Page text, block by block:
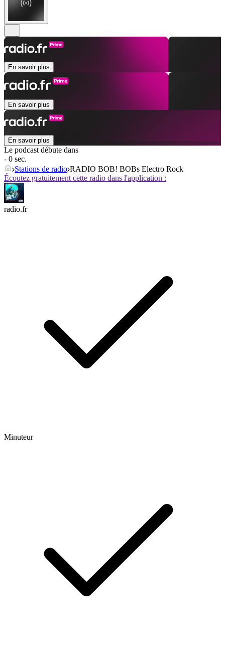
En savoir plus
En savoir plus
En savoir plus
Le podcast débute dans
- 0 sec.
Stations de radio RADIO BOB! BOBs Electro Rock
Écoutez gratuitement cette radio dans l'application :
radio.fr
Minuteur